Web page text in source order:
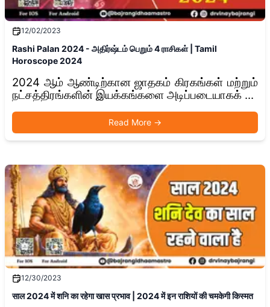
12/02/2023
Rashi Palan 2024 - அதிர்ஷ்டம் பெறும் 4 ராசிகள் | Tamil
Horoscope 2024
2024 ஆம் ஆண்டிற்கான ஜாதகம் கிரகங்கள் மற்றும்
நட்சத்திரங்களின் இயக்கங்களை அடிப்படையாகக் ...
Read More →
12/30/2023
साल 2024 में शनि का रहेगा खास प्रभाव | 2024 में इन राशियों की चमकेगी किस्मत